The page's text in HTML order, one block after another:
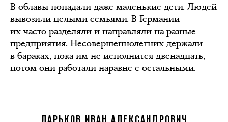
В облавы попадали даже маленькие дети. Людей
вывозили целыми семьями. В Германии
их часто разделяли и направляли на разные
предприятия. Несовершеннолетних держали
в бараках, пока им не исполнится двенадцать,
потом они работали наравне с остальными.